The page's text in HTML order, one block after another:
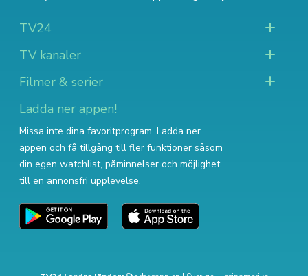
TV24
TV kanaler
Filmer & serier
Ladda ner appen!
Missa inte dina favoritprogram. Ladda ner
appen och få tillgång till fler funktioner såsom
din egen watchlist, påminnelser och möjlighet
till en annonsfri upplevelse.